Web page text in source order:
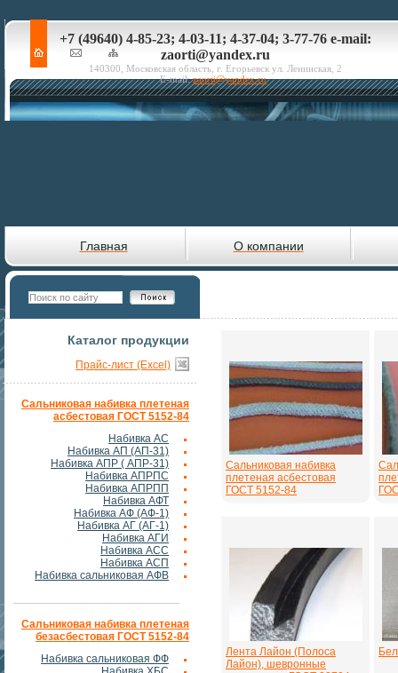
+7 (49640) 4-85-23; 4-03-11; 4-37-04; 3-77-76 e-mail:
zaorti@yandex.ru
140300, Московская область, г. Егорьевск ул. Ленинская, 2
E-mail:zaorti@yandex.ru
Главная О компании
Каталог продукции
Прайс-лист (Excel)
Сальниковая набивка плетеная
асбестовая ГОСТ 5152-84
Набивка АС
Набивка АП (АП-31)
Набивка АПР ( АПР-31)
Набивка АПРПС
Набивка АПРПП
Набивка АФТ
Набивка АФ (АФ-1)
Набивка АГ (АГ-1)
Набивка АГИ
Набивка АСС
Набивка АСП
Набивка сальниковая АФВ
Сальниковая набивка плетеная
безасбестовая ГОСТ 5152-84
Набивка сальниковая ФФ
Сальниковая набивка
плетеная асбестовая
ГОСТ 5152-84
Лента Лайон (Полоса
Лайон), шевронные